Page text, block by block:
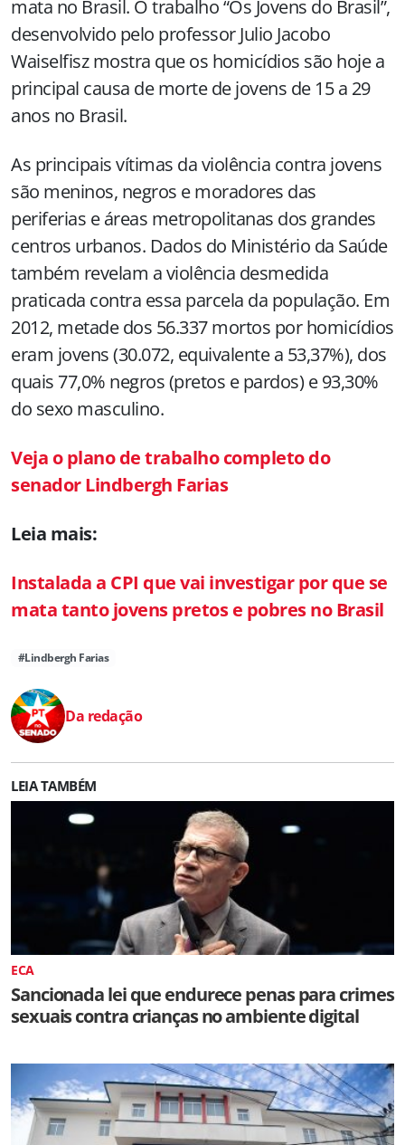
mata no Brasil. O trabalho “Os Jovens do Brasil”,
desenvolvido pelo professor Julio Jacobo
Waiselfisz mostra que os homicídios são hoje a
principal causa de morte de jovens de 15 a 29
anos no Brasil.
As principais vítimas da violência contra jovens
são meninos, negros e moradores das
periferias e áreas metropolitanas dos grandes
centros urbanos. Dados do Ministério da Saúde
também revelam a violência desmedida
praticada contra essa parcela da população. Em
2012, metade dos 56.337 mortos por homicídios
eram jovens (30.072, equivalente a 53,37%), dos
quais 77,0% negros (pretos e pardos) e 93,30%
do sexo masculino.
Veja o plano de trabalho completo do
senador Lindbergh Farias
Leia mais:
Instalada a CPI que vai investigar por que se
mata tanto jovens pretos e pobres no Brasil
#Lindbergh Farias
Da redação
LEIA TAMBÉM
ECA
Sancionada lei que endurece penas para crimes
sexuais contra crianças no ambiente digital